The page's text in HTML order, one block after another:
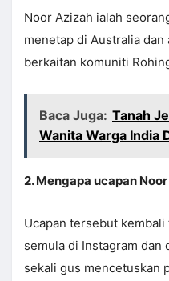
Noor Azizah ialah
menetap di Australia
berkaitan komuniti
Baca Juga: Tanah
Wanita Warga India
2. Mengapa ucapan
Ucapan tersebut
semula di Instagram dan
sekali gus mencetuskan